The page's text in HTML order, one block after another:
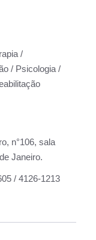
/
/ Psicologia /
n°106, sala
Janeiro.
/ 4126-1213